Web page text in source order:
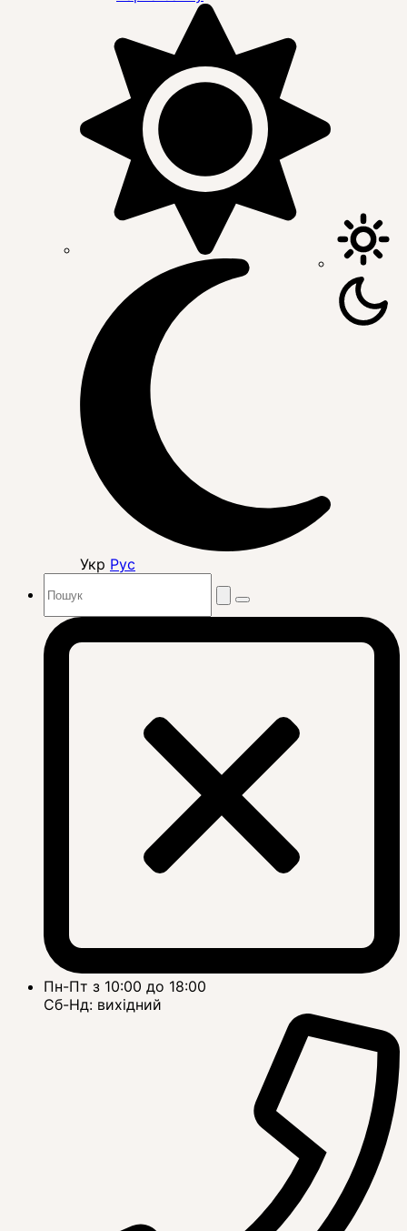
Укр Рус
Пн-Пт з 10:00 до 18:00
Сб-Нд: вихідний